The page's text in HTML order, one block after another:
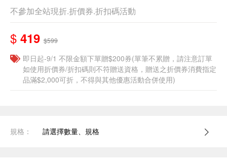
不參加全站現折.折價券.折扣碼活動
$ 419 $599
即日起-9/1 不限金額下單贈$200券(單筆不累贈，請注意訂單
如使用折價券/折扣碼則不符贈送資格，贈送之折價券消費指定
品滿$2,000可折，不得與其他優惠活動合併使用)
規格： 請選擇數量、規格